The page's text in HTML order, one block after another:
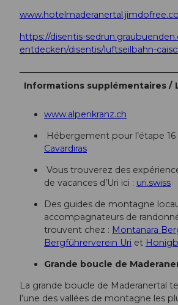
https://disentis-
entdecken/disentis/luftseilbahn-
Informations supplémentaires /
www.alpenkranz.ch
Hébergement pour l’étape 16
Cavardiras
Vous trouverez des
de vacances d’Uri ici : uri.swiss
Des guides de montagne
accompagnateurs de
trouvent chez : Montanara
Bergführerverein Uri et
Grande boucle de
La grande boucle de Maderanertal
l’une des vallées de montagne les